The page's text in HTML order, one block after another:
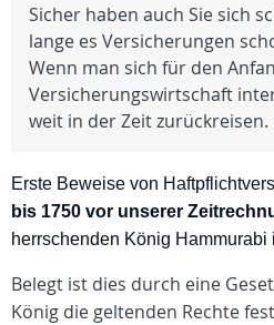
Sicher haben auch Sie sich
lange es Versicherungen
Wenn man sich für den
Versicherungswirtschaft
weit in der Zeit zurückreisen.
Erste Beweise von
bis 1750 vor unserer
herrschenden König Hammurabi
Belegt ist dies durch eine
König die geltenden Rechte